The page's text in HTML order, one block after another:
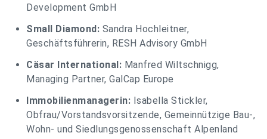
Development GmbH
Small Diamond: Sandra Hochleitner,
Geschäftsführerin, RESH Advisory GmbH
Cäsar International: Manfred Wiltschnigg,
Managing Partner, GalCap Europe
Immobilienmanagerin: Isabella Stickler,
Obfrau/Vorstandsvorsitzende, Gemeinnützige Bau-,
Wohn- und Siedlungsgenossenschaft Alpenland